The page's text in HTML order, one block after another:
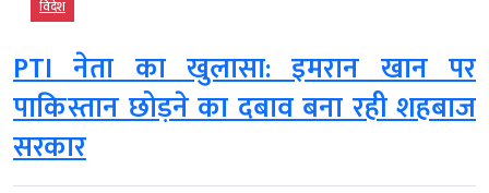
विदेश
PTI नेता का खुलासा: इमरान खान पर
पाकिस्तान छोड़ने का दबाव बना रही शहबाज
सरकार